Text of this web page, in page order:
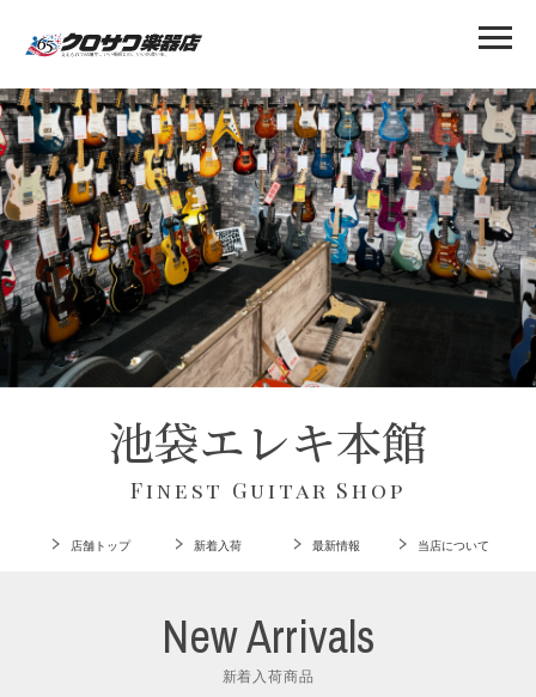
池袋エレキ本館
Finest Guitar Shop
店舗トップ 新着入荷 最新情報 当店について
New Arrivals
新着入荷商品